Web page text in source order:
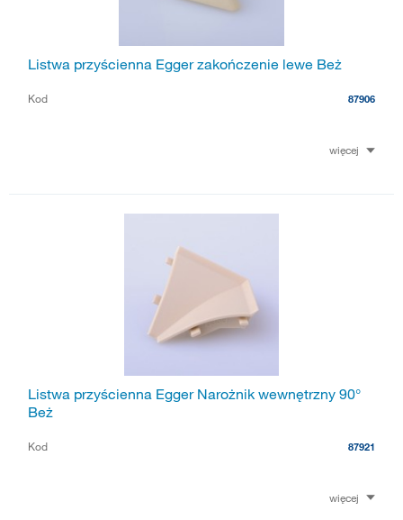
Listwa przyścienna Egger zakończenie lewe Beż
Kod 87906
więcej
Listwa przyścienna Egger Narożnik wewnętrzny 90°
Beż
Kod 87921
więcej